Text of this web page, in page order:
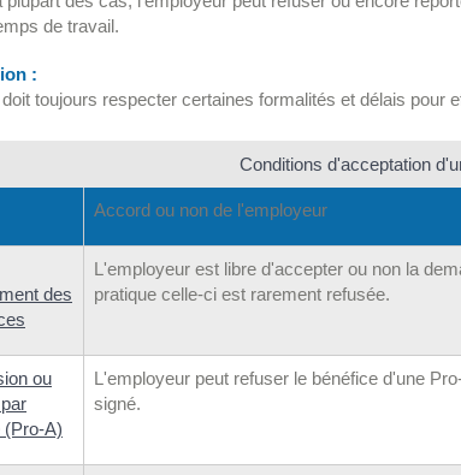
de travail.
:
toujours respecter certaines formalités et délais pour
Conditions d'acceptation
Accord ou non de l'employeur
des
L'employeur est libre d'accepter ou non la
pratique celle-ci est rarement refusée.
ou
(Pro-A)
L'employeur peut refuser le bénéfice d'une
signé.